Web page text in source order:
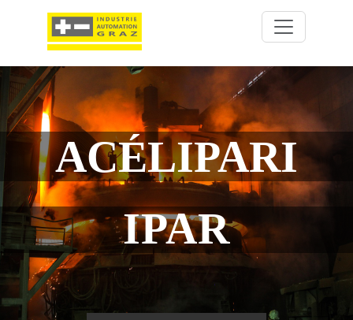
ACÉLIPARI
IPAR